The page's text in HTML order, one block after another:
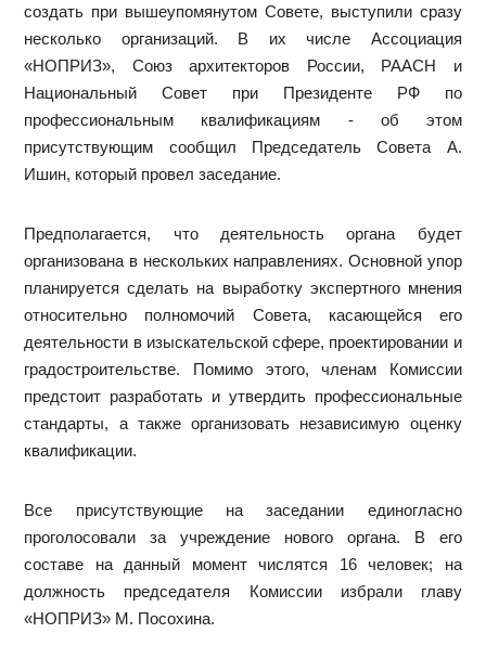
создать при вышеупомянутом Совете, выступили сразу
несколько организаций. В их числе Ассоциация
«НОПРИЗ», Союз архитекторов России, РААСН и
Национальный Совет при Президенте РФ по
профессиональным квалификациям - об этом
присутствующим сообщил Председатель Совета А.
Ишин, который провел заседание.
Предполагается, что деятельность органа будет
организована в нескольких направлениях. Основной упор
планируется сделать на выработку экспертного мнения
относительно полномочий Совета, касающейся его
деятельности в изыскательской сфере, проектировании и
градостроительстве. Помимо этого, членам Комиссии
предстоит разработать и утвердить профессиональные
стандарты, а также организовать независимую оценку
квалификации.
Все присутствующие на заседании единогласно
проголосовали за учреждение нового органа. В его
составе на данный момент числятся 16 человек; на
должность председателя Комиссии избрали главу
«НОПРИЗ» М. Посохина.